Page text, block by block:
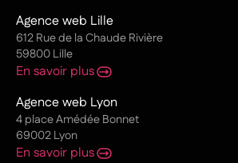
Agence web Lille
612 Rue de la Chaude Rivière
59800 Lille
En savoir plus
Agence web Lyon
4 place Amédée Bonnet
69002 Lyon
En savoir plus